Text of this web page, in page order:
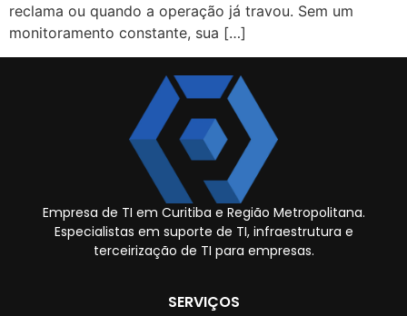
reclama ou quando a operação já travou. Sem um
monitoramento constante, sua […]
Empresa de TI em Curitiba e Região Metropolitana.
Especialistas em suporte de TI, infraestrutura e
terceirização de TI para empresas.
SERVIÇOS